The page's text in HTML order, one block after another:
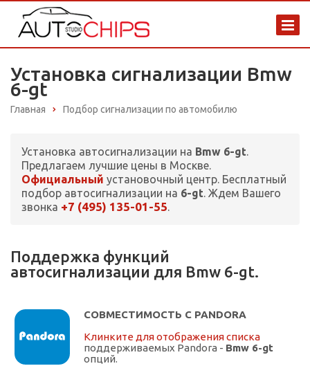
Установка сигнализации Bmw
6-gt
Главная Подбор сигнализации по автомобилю
Установка автосигнализации на Bmw 6-gt.
Предлагаем лучшие цены в Москве.
Официальный установочный центр. Бесплатный
подбор автосигнализации на 6-gt. Ждем Вашего
звонка +7 (495) 135-01-55.
Поддержка функций
автосигнализации для Bmw 6-gt.
СОВМЕСТИМОСТЬ С PANDORA
Клинките для отображения списка
поддерживаемых Pandora - Bmw 6-gt
опций.